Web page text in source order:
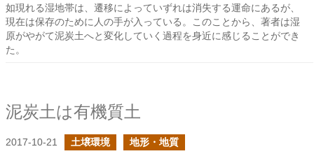
如現れる湿地帯は、遷移によっていずれは消失する運命にあるが、
現在は保存のために人の手が入っている。このことから、著者は湿
原がやがて泥炭土へと変化していく過程を身近に感じることができ
た。
泥炭土は有機質土
2017-10-21 土壌環境 地形・地質